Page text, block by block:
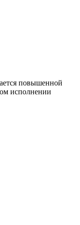
повышенной
исполнении